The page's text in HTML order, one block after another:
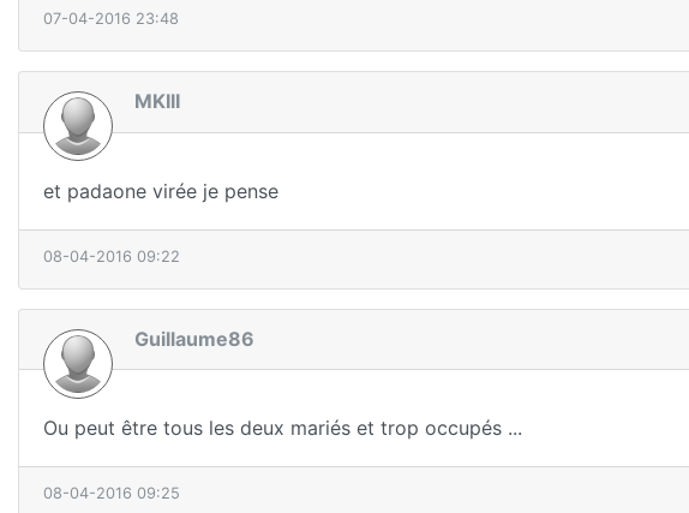
07-04-2016 23:48
MKIII
et padaone virée je pense
08-04-2016 09:22
Guillaume86
Ou peut être tous les deux mariés et trop occupés ...
08-04-2016 09:25